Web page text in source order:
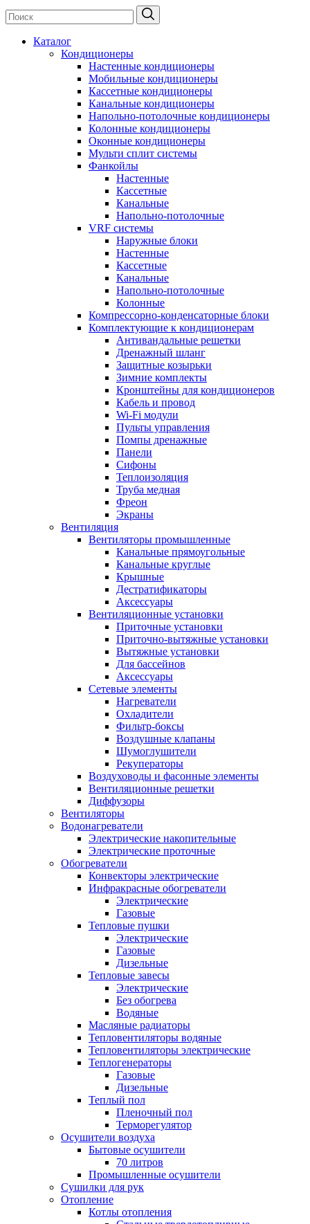
Каталог
Кондиционеры
Настенные кондиционеры
Мобильные кондиционеры
Кассетные кондиционеры
Канальные кондиционеры
Напольно-потолочные кондиционеры
Колонные кондиционеры
Оконные кондиционеры
Мульти сплит системы
Фанкойлы
Настенные
Кассетные
Канальные
Напольно-потолочные
VRF системы
Наружные блоки
Настенные
Кассетные
Канальные
Напольно-потолочные
Колонные
Компрессорно-конденсаторные блоки
Комплектующие к кондиционерам
Антивандальные решетки
Дренажный шланг
Защитные козырьки
Зимние комплекты
Кронштейны для кондиционеров
Кабель и провод
Wi-Fi модули
Пульты управления
Помпы дренажные
Панели
Сифоны
Теплоизоляция
Труба медная
Фреон
Экраны
Вентиляция
Вентиляторы промышленные
Канальные прямоугольные
Канальные круглые
Крышные
Дестратификаторы
Аксессуары
Вентиляционные установки
Приточные установки
Приточно-вытяжные установки
Вытяжные установки
Для бассейнов
Аксессуары
Сетевые элементы
Нагреватели
Охладители
Фильтр-боксы
Воздушные клапаны
Шумоглушители
Рекуператоры
Воздуховоды и фасонные элементы
Вентиляционные решетки
Диффузоры
Вентиляторы
Водонагреватели
Электрические накопительные
Электрические проточные
Обогреватели
Конвекторы электрические
Инфракрасные обогреватели
Электрические
Газовые
Тепловые пушки
Электрические
Газовые
Дизельные
Тепловые завесы
Электрические
Без обогрева
Водяные
Масляные радиаторы
Тепловентиляторы водяные
Тепловентиляторы электрические
Теплогенераторы
Газовые
Дизельные
Теплый пол
Пленочный пол
Терморегулятор
Осушители воздуха
Бытовые осушители
70 литров
Промышленные осушители
Сушилки для рук
Отопление
Котлы отопления